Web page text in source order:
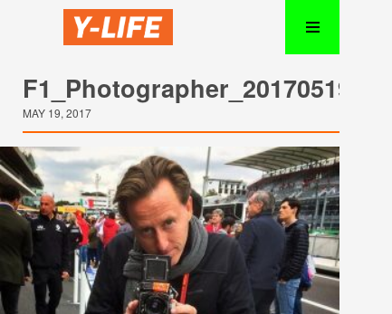
F1_Photographer_20170519_14
MAY 19, 2017